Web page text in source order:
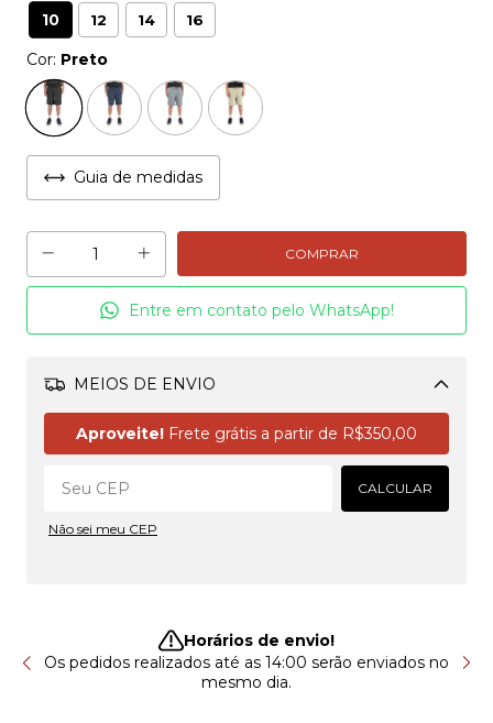
10 12 14 16
Cor: Preto
Guia de medidas
Entre em contato pelo WhatsApp!
MEIOS DE ENVIO
Alterar CEP
Aproveite! Frete grátis a partir de R$350,00
CALCULAR
Não sei meu CEP
Horários de envio!
Os pedidos realizados até as 14:00 serão enviados no
mesmo dia.